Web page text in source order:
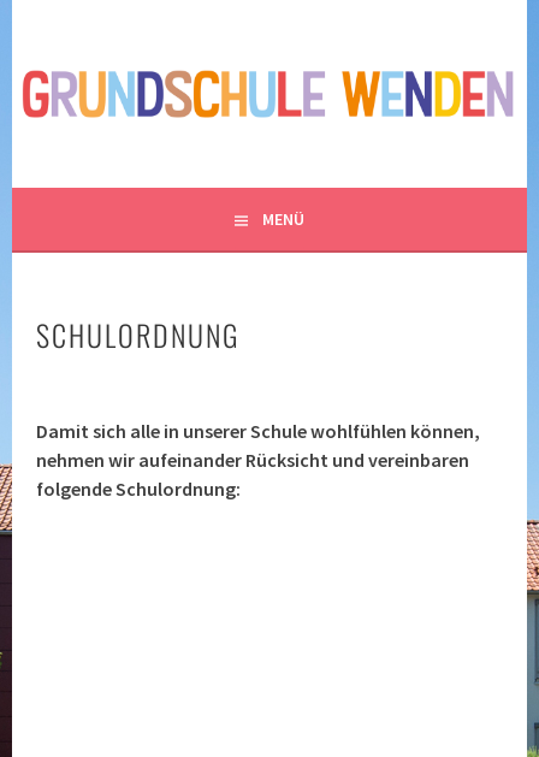
Inhalt
GRUNDSCHULE WENDEN
– SPIELEN, LACHEN UND LERNEN IM NORDEN
BRAUNSCHWEIGS
MENÜ
SCHULORDNUNG
Damit sich alle in unserer Schule wohlfühlen können,
nehmen wir aufeinander Rücksicht und vereinbaren
folgende Schulordnung: